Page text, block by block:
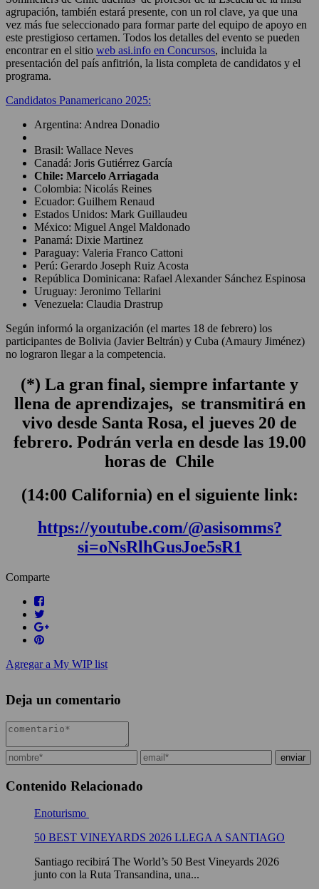
agrupación, también estará presente, con un rol clave, ya que una
vez más fue seleccionado para formar parte del equipo de apoyo en
este prestigioso certamen. Todos los detalles del evento se pueden
encontrar en el sitio web asi.info en Concursos, incluida la
presentación del país anfitrión, la lista completa de candidatos y el
programa.
Candidatos Panamericano 2025:
Argentina: Andrea Donadio
Brasil: Wallace Neves
Canadá: Joris Gutiérrez García
Chile: Marcelo Arriagada
Colombia: Nicolás Reines
Ecuador: Guilhem Renaud
Estados Unidos: Mark Guillaudeu
México: Miguel Angel Maldonado
Panamá: Dixie Martinez
Paraguay: Valeria Franco Cattoni
Perú: Gerardo Joseph Ruiz Acosta
República Dominicana: Rafael Alexander Sánchez Espinosa
Uruguay: Jeronimo Tellarini
Venezuela: Claudia Drastrup
Según informó la organización (el martes 18 de febrero) los
participantes de Bolivia (Javier Beltrán) y Cuba (Amaury Jiménez)
no lograron llegar a la competencia.
(*) La gran final, siempre infartante y
llena de aprendizajes, se transmitirá en
vivo desde Santa Rosa, el jueves 20 de
febrero. Podrán verla en desde las 19.00
horas de Chile
(14:00 California) en el siguiente link:
https://youtube.com/@asisomms?
si=oNsRlhGusJoe5sR1
Comparte
Agregar a My WIP list
Deja un comentario
Contenido Relacionado
Enoturismo
50 BEST VINEYARDS 2026 LLEGA A SANTIAGO
Santiago recibirá The World’s 50 Best Vineyards 2026
junto con la Ruta Transandina, una...